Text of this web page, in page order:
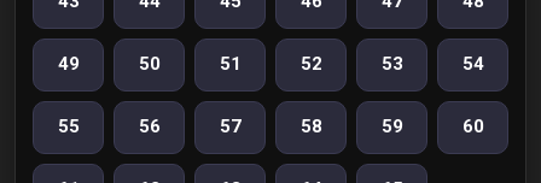
49 50 51 52 53 54
55 56 57 58 59 60